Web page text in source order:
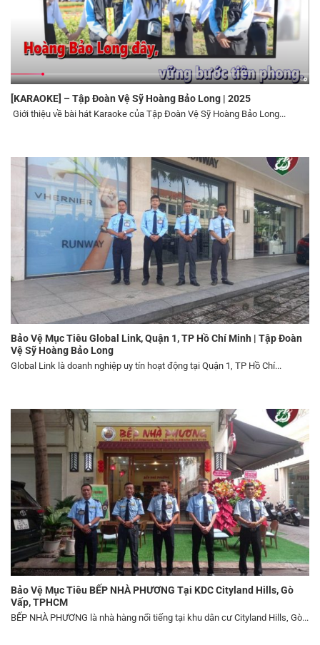
[KARAOKE] – Tập Đoàn Vệ Sỹ Hoàng Bảo Long | 2025
Giới thiệu về bài hát Karaoke của Tập Đoàn Vệ Sỹ Hoàng Bảo Long...
Bảo Vệ Mục Tiêu Global Link, Quận 1, TP Hồ Chí Minh | Tập Đoàn
Vệ Sỹ Hoàng Bảo Long
Global Link là doanh nghiệp uy tín hoạt động tại Quận 1, TP Hồ Chí...
Bảo Vệ Mục Tiêu BẾP NHÀ PHƯƠNG Tại KDC Cityland Hills, Gò
Vấp, TPHCM
BẾP NHÀ PHƯƠNG là nhà hàng nổi tiếng tại khu dân cư Cityland Hills, Gò...